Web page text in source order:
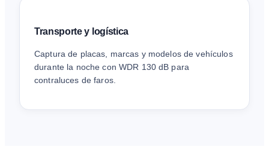
Transporte y logística
Captura de placas, marcas y modelos de vehículos
durante la noche con WDR 130 dB para
contraluces de faros.